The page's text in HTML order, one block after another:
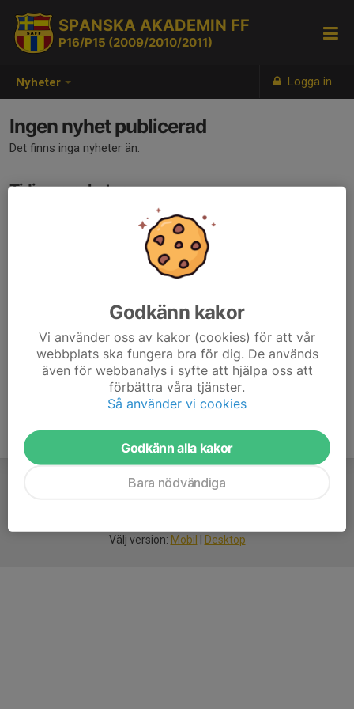
Nyheter Logga in
SPANSKA AKADEMIN FF
P16/P15 (2009/2010/2011)
Ingen nyhet publicerad
Det finns inga nyheter än.
Tidigare nyheter
Det finns inga tidigare nyheter
Välj version: Mobil Desktop
Godkänn kakor
Vi använder oss av kakor (cookies) för att vår
webbplats ska fungera bra för dig. De används
även för webbanalys i syfte att hjälpa oss att
förbättra våra tjänster.
Så använder vi cookies
Godkänn alla kakor
Bara nödvändiga